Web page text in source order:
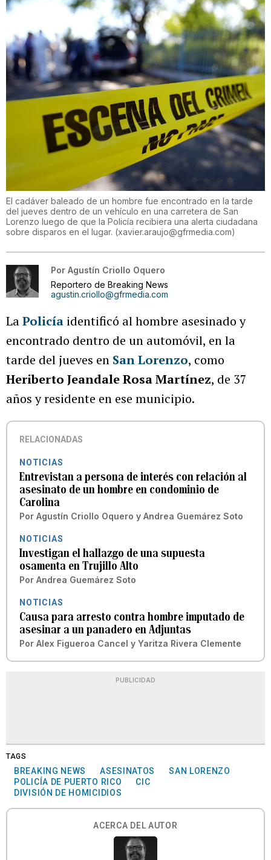
El cadáver baleado de un hombre fue encontrado en la tarde
del jueves dentro de un vehículo en una carretera de San
Lorenzo luego de que la Policía recibiera una alerta ciudadana
sobre disparos en el lugar. (xavier.araujo@gfrmedia.com)
Por Agustín Criollo Oquero
Reportero de Breaking News
agustin.criollo@gfrmedia.com
LaPolicía identificó al hombre asesinado y
encontrado dentro de un automóvil, en la
tarde del jueves en San Lorenzo, como
Heriberto Jeandale Rosa Martínez, de 37
años y residente en ese municipio.
RELACIONADAS
NOTICIAS
Entrevistan a persona de interés con relación al
asesinato de un hombre en condominio de
Carolina
Por Agustín Criollo Oquero y Andrea Guemárez Soto
NOTICIAS
Investigan el hallazgo de una supuesta
osamenta en Trujillo Alto
Por Andrea Guemárez Soto
NOTICIAS
Causa para arresto contra hombre imputado de
asesinar a un panadero en Adjuntas
Por Alex Figueroa Cancel y Yaritza Rivera Clemente
PUBLICIDAD
TAGS
BREAKING NEWS ASESINATOS
SAN LORENZO
POLICÍA DE PUERTO RICO
CIC
DIVISIÓN DE HOMICIDIOS
ACERCA DEL AUTOR